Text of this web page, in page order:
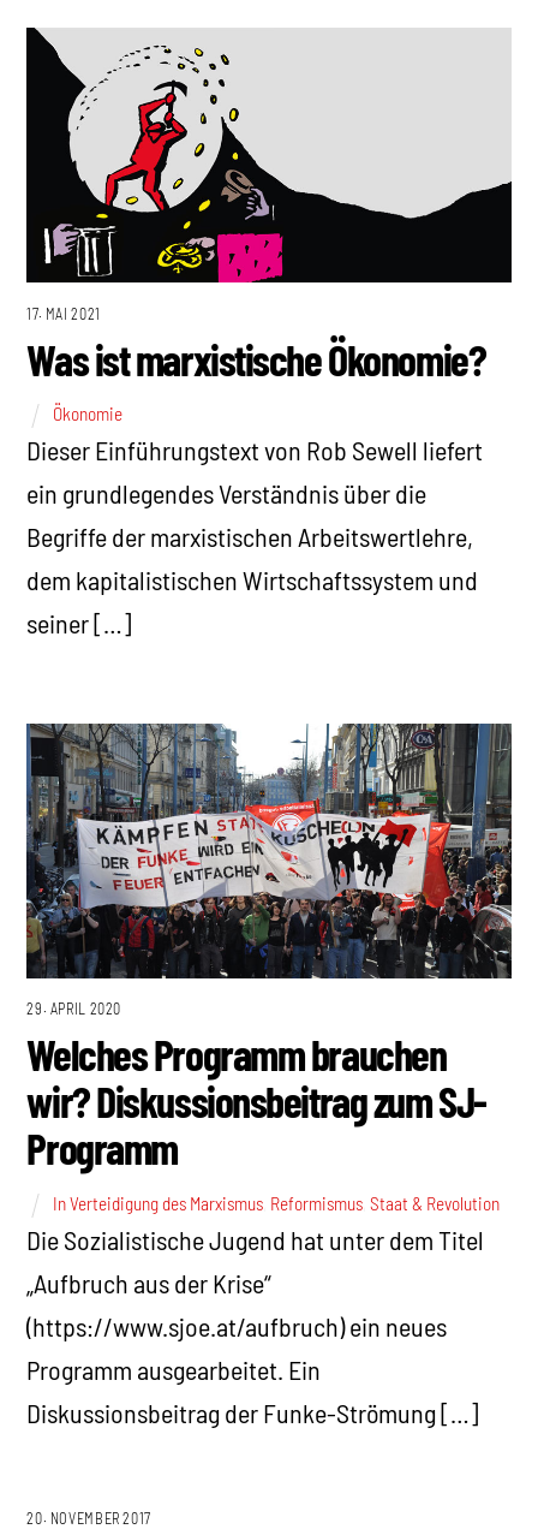
17. MAI 2021
Was ist marxistische Ökonomie?
Ökonomie
Dieser Einführungstext von Rob Sewell liefert
ein grundlegendes Verständnis über die
Begriffe der marxistischen Arbeitswertlehre,
dem kapitalistischen Wirtschaftssystem und
seiner […]
29. APRIL 2020
Welches Programm brauchen
wir? Diskussionsbeitrag zum SJ-
Programm
In Verteidigung des Marxismus Reformismus ,Staat & Revolution
Die Sozialistische Jugend hat unter dem Titel
„Aufbruch aus der Krise“
(https://www.sjoe.at/aufbruch) ein neues
Programm ausgearbeitet. Ein
Diskussionsbeitrag der Funke-Strömung […]
20. NOVEMBER 2017